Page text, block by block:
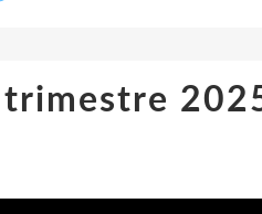
trimestre